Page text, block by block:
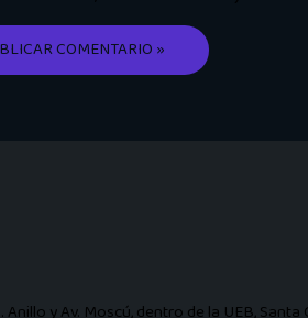
Anillo y Av. Moscú, dentro de la UEB, Santa